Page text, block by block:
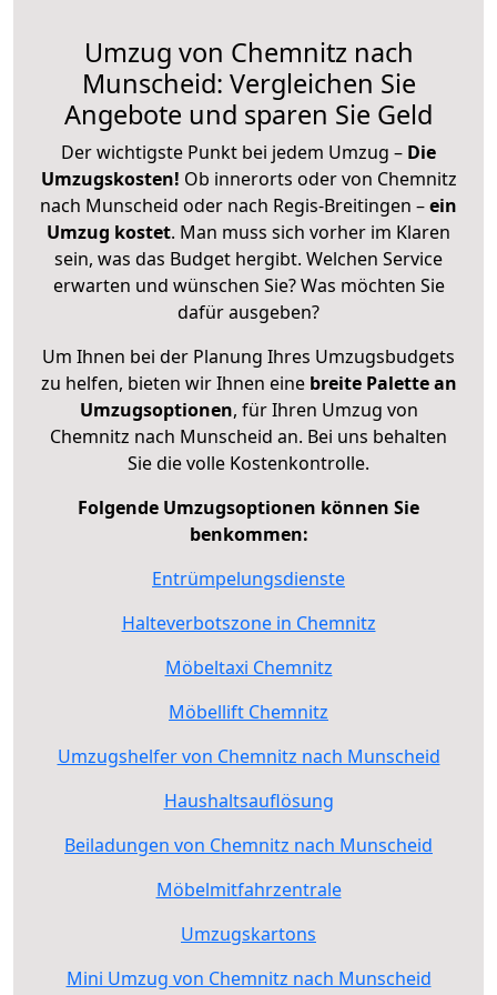
Umzug von Chemnitz nach
Munscheid: Vergleichen Sie
Angebote und sparen Sie Geld
Der wichtigste Punkt bei jedem Umzug – Die
Umzugskosten! Ob innerorts oder von Chemnitz
nach Munscheid oder nach Regis-Breitingen –ein
Umzug kostet. Man muss sich vorher im Klaren
sein, was das Budget hergibt. Welchen Service
erwarten und wünschen Sie? Was möchten Sie
dafür ausgeben?
Um Ihnen bei der Planung Ihres Umzugsbudgets
zu helfen, bieten wir Ihnen eine breite Palette an
Umzugsoptionen, für Ihren Umzug von
Chemnitz nach Munscheid an. Bei uns behalten
Sie die volle Kostenkontrolle.
Folgende Umzugsoptionen können Sie
benkommen:
Entrümpelungsdienste
Halteverbotszone in Chemnitz
Möbeltaxi Chemnitz
Möbellift Chemnitz
Umzugshelfer von Chemnitz nach Munscheid
Haushaltsauflösung
Beiladungen von Chemnitz nach Munscheid
Möbelmitfahrzentrale
Umzugskartons
Mini Umzug von Chemnitz nach Munscheid